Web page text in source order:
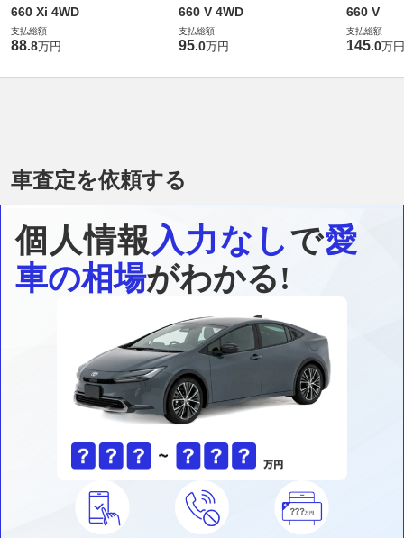
660 Xi 4WD
支払総額
88.8万円
660 V 4WD
支払総額
95.0万円
660 V
支払総額
145.0万円
車査定を依頼する
個人情報入力なしで愛
車の相場がわかる!